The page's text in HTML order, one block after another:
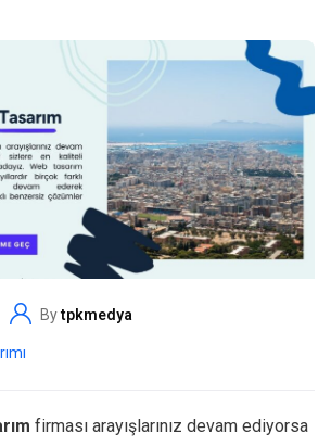
Bytpkmedya
firması arayışlarınız devam ediyorsa